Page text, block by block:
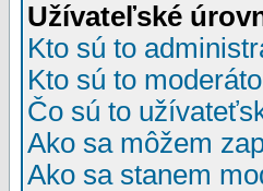
Užívateľské
Kto sú to
Kto sú to
Čo sú to
Ako sa môžem
Ako sa stanem